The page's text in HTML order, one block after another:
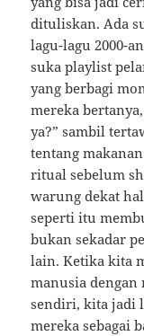
dituliskan. Ada
lagu-lagu 2000-
suka playlist
yang berbagi
mereka
ya?” sambil
tentang
ritual sebelum
warung dekat
seperti itu
bukan sekadar
lain. Ketika kita
manusia
sendiri, kita jadi
mereka sebagai